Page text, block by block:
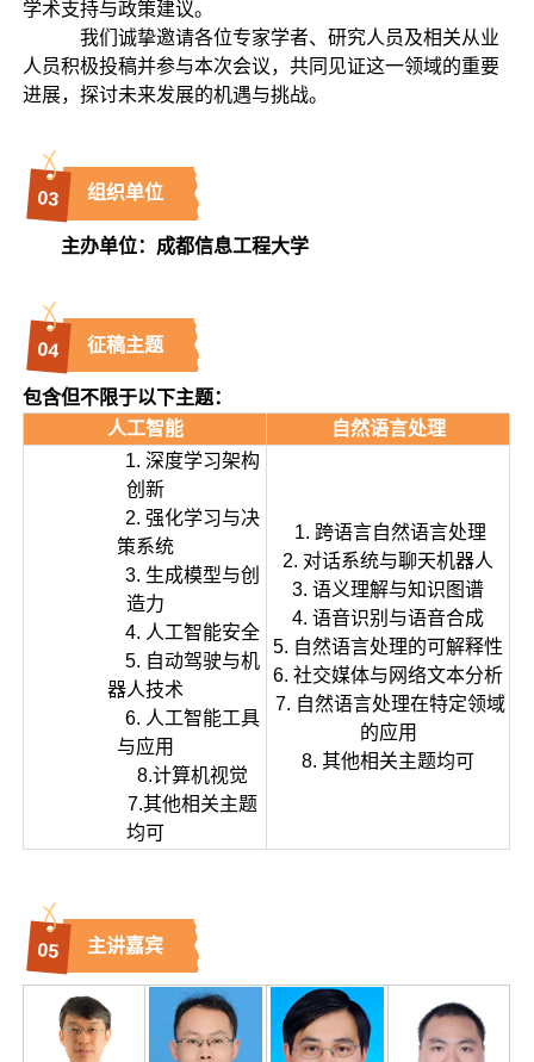
学术支持与政策建议。
我们诚挚邀请各位专家学者、研究人员及相关从业
人员积极投稿并参与本次会议，共同见证这一领域的重要
进展，探讨未来发展的机遇与挑战。
03 组织单位
主办单位：成都信息工程大学
04 征稿主题
包含但不限于以下主题：
人工智能
自然语言处理
1. 深度学习架构
创新
2. 强化学习与决
策系统
3. 生成模型与创
造力
4. 人工智能安全
5. 自动驾驶与机
器人技术
6. 人工智能工具
与应用
8.计算机视觉
7.其他相关主题
均可
1. 跨语言自然语言处理
2. 对话系统与聊天机器人
3. 语义理解与知识图谱
4. 语音识别与语音合成
5. 自然语言处理的可解释性
6. 社交媒体与网络文本分析
7. 自然语言处理在特定领域
的应用
8. 其他相关主题均可
05 主讲嘉宾